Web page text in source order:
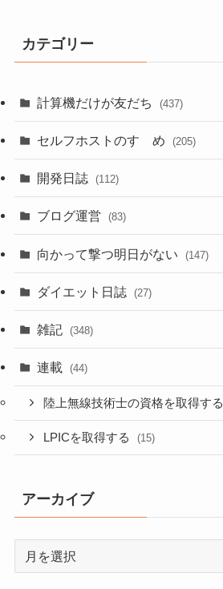
カテゴリー
計算機だけが友だち (437)
セルフホストのすゝめ (205)
開発日誌 (112)
ブログ運営 (83)
向かって撃つ明日がない (147)
ダイエット日誌 (27)
雑記 (348)
連載 (44)
陸上無線技術士の資格を取得する
LPICを取得する (15)
アーカイブ